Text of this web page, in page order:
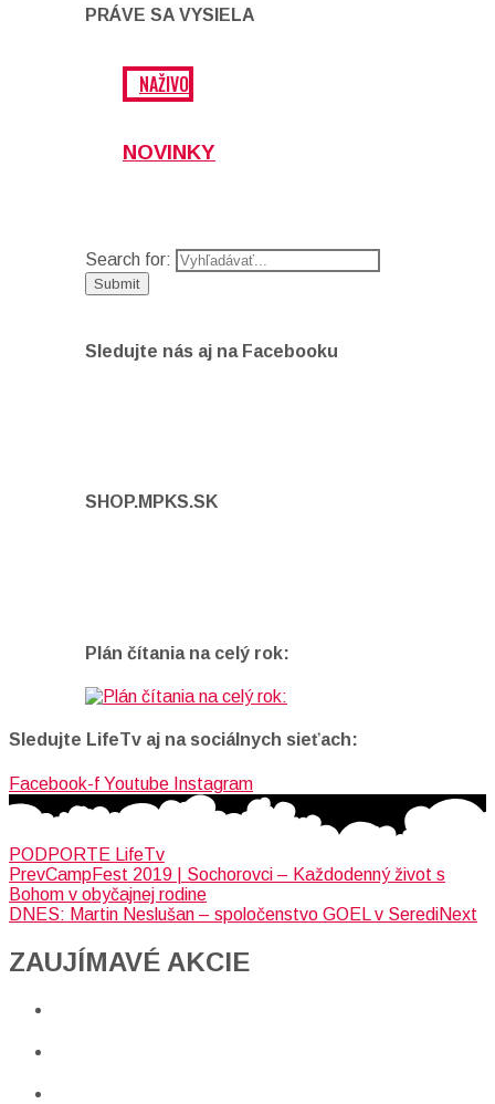
PRÁVE SA VYSIELA
NAŽIVO
NOVINKY
Search for:
Sledujte nás aj na Facebooku
SHOP.MPKS.SK
Plán čítania na celý rok:
Sledujte LifeTv aj na sociálnych sieťach:
Facebook-f Youtube Instagram
PODPORTE LifeTv
PrevCampFest 2019 | Sochorovci – Každodenný život s
Bohom v obyčajnej rodine
DNES: Martin Neslušan – spoločenstvo GOEL v SerediNext
ZAUJÍMAVÉ AKCIE​